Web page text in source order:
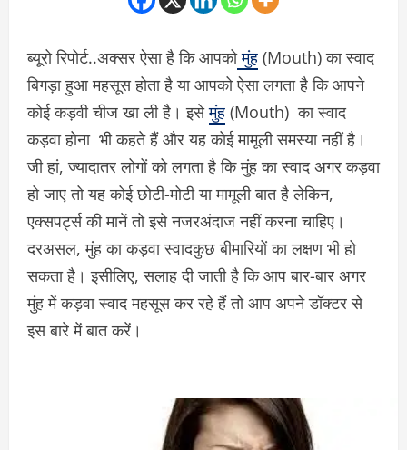
ब्यूरो रिपोर्ट..अक्सर ऐसा है कि आपकोमुंह (Mouth) का स्वाद
बिगड़ा हुआ महसूस होता है या आपको ऐसा लगता है कि आपने
कोई कड़वी चीज खा ली है। इसेमुंह (Mouth) का स्वाद
कड़वा होना भी कहते हैं और यह कोई मामूली समस्या नहीं है।
जी हां, ज्यादातर लोगों को लगता है कि मुंह का स्वाद अगर कड़वा
हो जाए तो यह कोई छोटी-मोटी या मामूली बात है लेकिन,
एक्सपर्ट्स की मानें तो इसे नजरअंदाज नहीं करना चाहिए।
दरअसल, मुंह का कड़वा स्वादकुछ बीमारियों का लक्षण भी हो
सकता है। इसीलिए, सलाह दी जाती है कि आप बार-बार अगर
मुंह में कड़वा स्वाद महसूस कर रहे हैं तो आप अपने डॉक्टर से
इस बारे में बात करें।